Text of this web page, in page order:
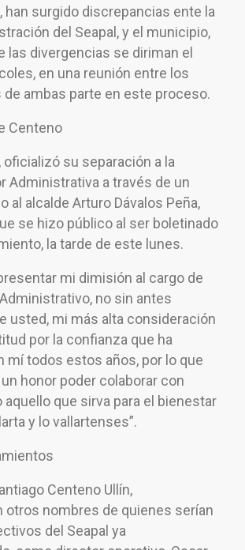
han surgido discrepancias ente la
del Seapal, y el municipio,
las divergencias se diriman el
en una reunión entre los
ambas parte en este proceso.
Centeno
oficializó su separación a la
Administrativa a través de un
al alcalde Arturo Dávalos Peña,
se hizo público al ser boletinado
la tarde de este lunes.
mi dimisión al cargo de
no sin antes
usted, mi más alta consideración
por la confianza que ha
mí todos estos años, por lo que
honor poder colaborar con
que sirva para el bienestar
y lo vallartenses”.
Centeno Ullín,
otros nombres de quienes serían
del Seapal ya